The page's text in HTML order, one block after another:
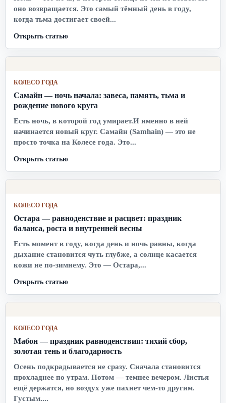
оно возвращается. Это самый тёмный день в году,
когда тьма достигает своей...
Открыть статью
КОЛЕСО ГОДА
Самайн — ночь начала: завеса, память, тьма и
рождение нового круга
Есть ночь, в которой год умирает.И именно в ней
начинается новый круг. Самайн (Samhain) — это не
просто точка на Колесе года. Это...
Открыть статью
КОЛЕСО ГОДА
Остара — равноденствие и расцвет: праздник
баланса, роста и внутренней весны
Есть момент в году, когда день и ночь равны, когда
дыхание становится чуть глубже, а солнце касается
кожи не по-зимнему. Это — Остара,...
Открыть статью
КОЛЕСО ГОДА
Мабон — праздник равноденствия: тихий сбор,
золотая тень и благодарность
Осень подкрадывается не сразу. Сначала становится
прохладнее по утрам. Потом — темнее вечером. Листья
ещё держатся, но воздух уже пахнет чем-то другим.
Густым....